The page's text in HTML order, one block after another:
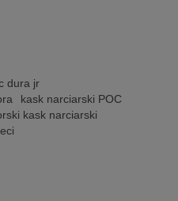
dura jr
kask narciarski POC
kask narciarski